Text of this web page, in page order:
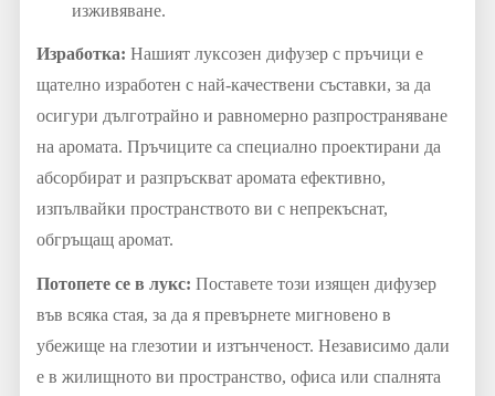
изживяване.
Изработка: Нашият луксозен дифузер с пръчици е
щателно изработен с най-качествени съставки, за да
осигури дълготрайно и равномерно разпространяване
на аромата. Пръчиците са специално проектирани да
абсорбират и разпръскват аромата ефективно,
изпълвайки пространството ви с непрекъснат,
обгръщащ аромат.
Потопете се в лукс: Поставете този изящен дифузер
във всяка стая, за да я превърнете мигновено в
убежище на глезотии и изтънченост. Независимо дали
е в жилищното ви пространство, офиса или спалнята